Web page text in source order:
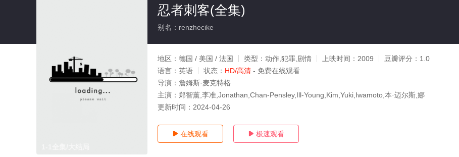
忍者刺客(全集)
别名：renzhecike
地区： 德国 / 美国 / 法国 类型： 动作,犯罪,剧情 上映时间： 2009 豆瓣评分： 1.0
语言： 英语 状态： HD/高清 - 免费在线观看
导演： 詹姆斯·麦克特格
主演： 郑智薰,李准,Jonathan,Chan-Pensley,Ill-Young,Kim,Yuki,Iwamoto,本·迈尔斯,娜
更新时间： 2024-04-26
 在线观看  极速观看